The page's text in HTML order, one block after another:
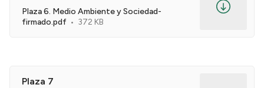
Plaza 6. Medio Ambiente y Sociedad-
firmado.pdf
372 KB
Plaza 7